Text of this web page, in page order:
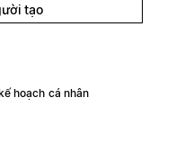
tạo
hoạch cá nhân